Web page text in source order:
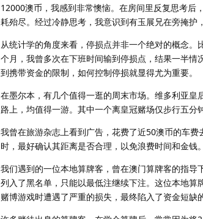
12000澳币，我感到非常懊恼。在房间里反复思考后
耗殆尽。经过冷静思考，我意识到有玉展兄在旁掩护
从统计学的角度来看，停损点并非一个绝对的概念
个月，我曾多次在下班时间输到停损点，结果一半
到携带资金的限制，如何控制停损就显得尤为重要。
在墨尔本，有几个值得一逛的周末市场。维多利亚
路上，均值得一游。其中一个离皇冠赌场仅步行五分
我曾在旅游杂志上看到广告，花费了近50澳币的车
时，最好确认其距离是否合理，以免浪费时间和金钱。
我们遇到的一位本地算牌客，曾在澳门算牌客的指
列入了黑名单，只能以最低注继续下注。这位本地
赌博游戏时遭遇了严重的损失，最终陷入了资金短缺